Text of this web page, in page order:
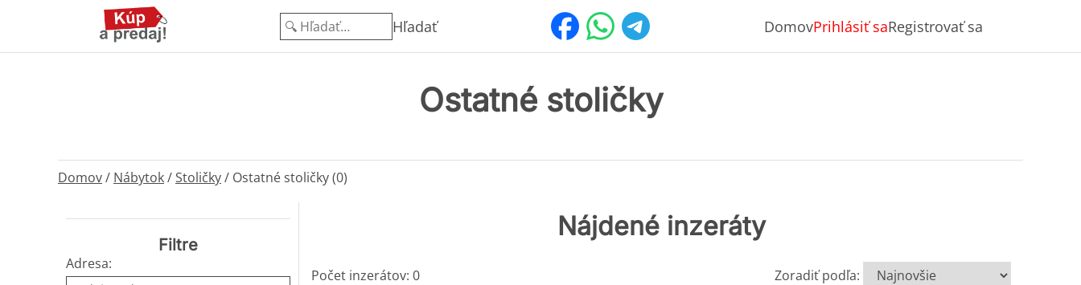
Hľadať DomovPrihlásiť saRegistrovať sa
Ostatné stoličky
Domov/ Nábytok/Stoličky/ Ostatné stoličky (0)
Filtre
Adresa:
Nájdené inzeráty
Počet inzerátov: 0
Zoradiť podľa: